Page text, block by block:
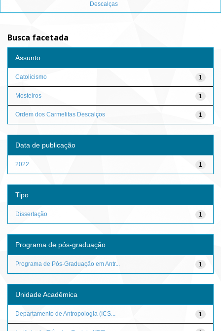
Descalças
Busca facetada
Assunto
1
Catolicismo
1
Mosteiros
1
Ordem dos Carmelitas Descalços
Data de publicação
1
2022
Tipo
1
Dissertação
Programa de pós-graduação
1
Programa de Pós-Graduação em Antr...
Unidade Acadêmica
1
Departamento de Antropologia (ICS...